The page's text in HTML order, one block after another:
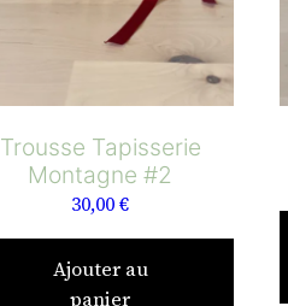
Trousse Tapisserie
Montagne #2
30,00€
Ajouter au
panier